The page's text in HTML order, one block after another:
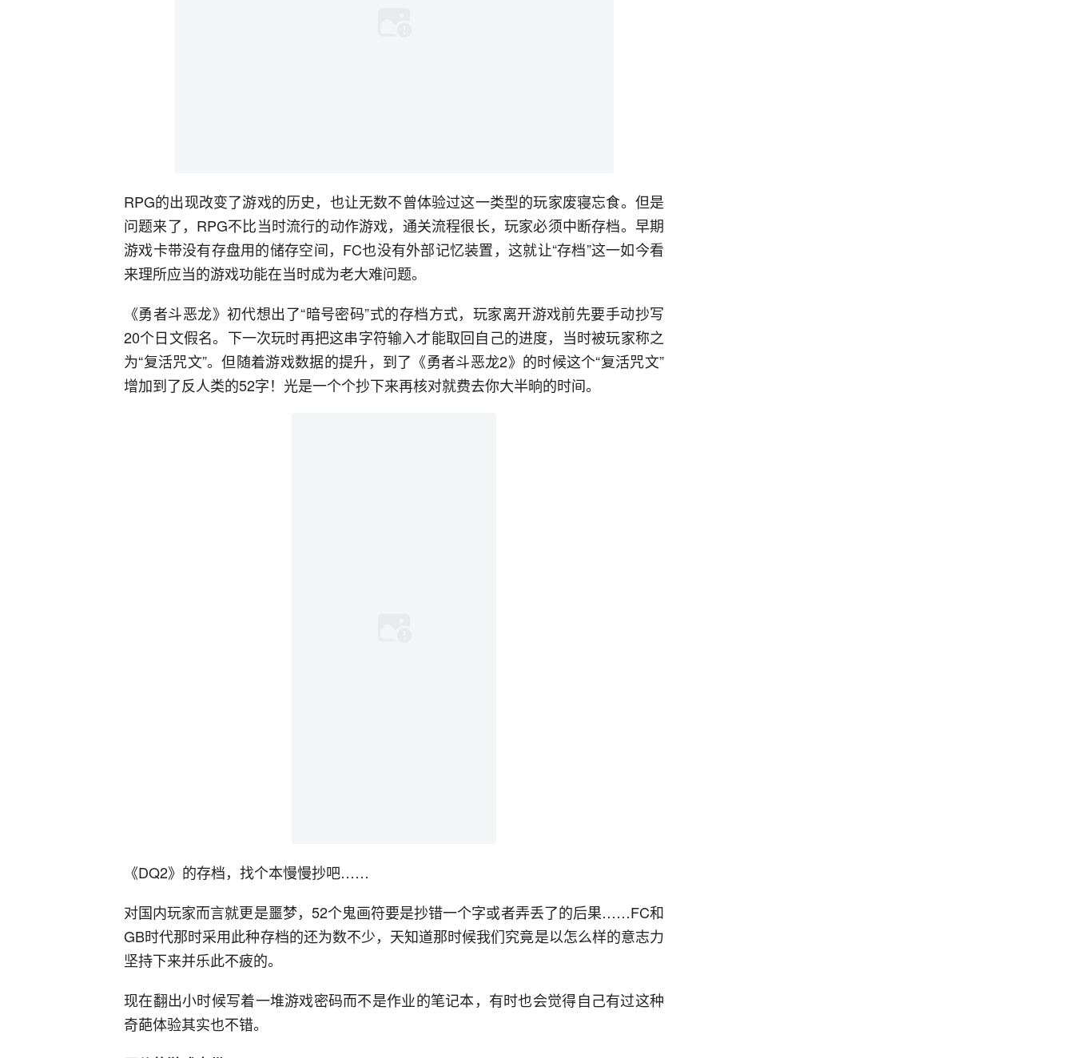
RPG的出现改变了游戏的历史，也让无数不曾体验过这一类型的玩家废寝忘食。但是
问题来了，RPG不比当时流行的动作游戏，通关流程很长，玩家必须中断存档。早期
游戏卡带没有存盘用的储存空间，FC也没有外部记忆装置，这就让“存档”这一如今看
来理所应当的游戏功能在当时成为老大难问题。
《勇者斗恶龙》初代想出了“暗号密码”式的存档方式，玩家离开游戏前先要手动抄写
20个日文假名。下一次玩时再把这串字符输入才能取回自己的进度，当时被玩家称之
为“复活咒文”。但随着游戏数据的提升，到了《勇者斗恶龙2》的时候这个“复活咒文”
增加到了反人类的52字！光是一个个抄下来再核对就费去你大半晌的时间。
《DQ2》的存档，找个本慢慢抄吧……
对国内玩家而言就更是噩梦，52个鬼画符要是抄错一个字或者弄丢了的后果……FC和
GB时代那时采用此种存档的还为数不少，天知道那时候我们究竟是以怎么样的意志力
坚持下来并乐此不疲的。
现在翻出小时候写着一堆游戏密码而不是作业的笔记本，有时也会觉得自己有过这种
奇葩体验其实也不错。